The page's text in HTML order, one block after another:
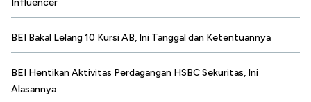
BEI Bakal Lelang 10 Kursi AB, Ini Tanggal dan Ketentuannya
BEI Hentikan Aktivitas Perdagangan HSBC Sekuritas, Ini
Alasannya